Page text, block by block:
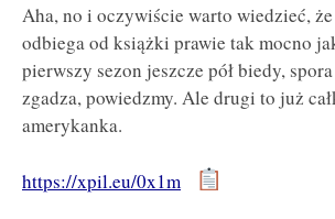
Aha, no i oczywiście warto wiedzieć,
odbiega od książki prawie tak mocno
pierwszy sezon jeszcze pół biedy,
zgadza, powiedzmy. Ale drugi to już
amerykanka.
https://xpil.eu/0x1m